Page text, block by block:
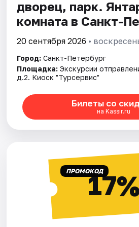
дворец, парк.
комната в Санкт-
20 сентября 2026 •
Город: Санкт-Петербург
Площадка: Экскурсии
д.2. Киоск "Турсервис"
Билеты со
на Kassir.ru
ПРОМОКОД17%